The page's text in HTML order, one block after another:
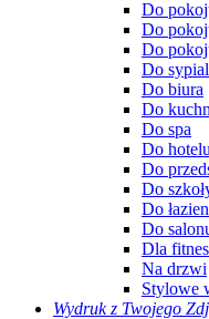
Do
Do
Do
Do
Do biura
Do
Do spa
Do hotelu
Do
Do
Do
Do
Dla
Na drzwi
Stylowe
Wydruk z Twojego